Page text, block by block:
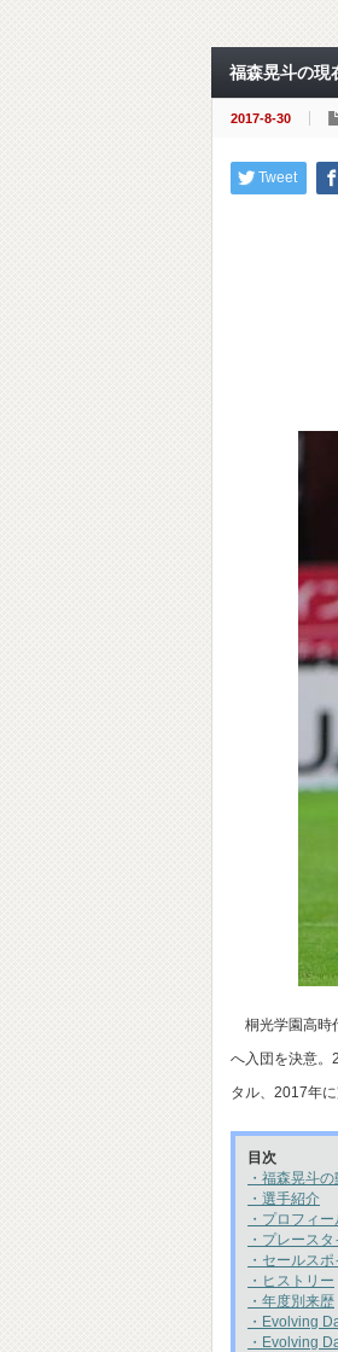
福森晃斗の現
2017-8-30
Tweet
桐光学園高時
へ入団を決意。
タル、2017年
目次
・福森晃斗
・選手紹介
・プロフィー
・プレース
・セールス
・ヒストリー
・年度別来歴
・Evolving
・Evolving